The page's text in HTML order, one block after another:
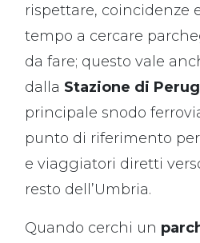
rispettare, coincidenze
tempo a cercare
da fare; questo vale
dalla Stazione di
principale snodo
punto di riferimento
e viaggiatori diretti
resto dell’Umbria.
Quando cerchi un